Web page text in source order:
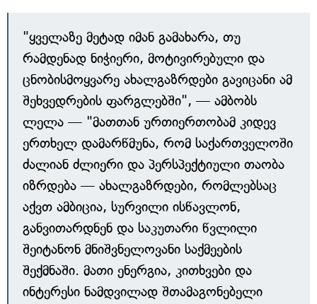
"ყველაზე მეტად იმან გამახარა, თუ
რამდენად ნიჭიერი, მოტივირებული და
ცნობისმოყვარე ახალგაზრდები გავიცანი ამ
შეხვედრების ფარგლებში", — ამბობს
ლელა — "მათთან ურთიერთობამ კიდევ
ერთხელ დამარწმუნა, რომ საქართველოში
ძალიან ძლიერი და პერსპექტიული თაობა
იზრდება — ახალგაზრდები, რომლებსაც
აქვთ ამბიცია, სურვილი ისწავლონ,
განვითარდნენ და საკუთარი წვლილი
შეიტანონ მნიშვნელოვანი საქმეების
შექმნაში. მათი ენერგია, კითხვები და
ინტერესი ნამდვილად შთამაგონებელი